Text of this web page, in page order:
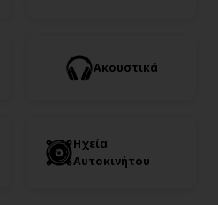
Ακουστικά
Ηχεία
Αυτοκινήτου